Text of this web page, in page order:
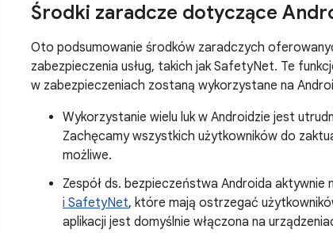
Środki zaradcze dotyczące
Oto podsumowanie środków zaradczych
zabezpieczenia usług, takich jak SafetyNet. Te
w zabezpieczeniach zostaną wykorzystane na
Wykorzystanie wielu luk w Androidzie jest
Zachęcamy wszystkich użytkowników do
możliwe.
Zespół ds. bezpieczeństwa Androida
i SafetyNet, które mają ostrzegać
aplikacji jest domyślnie włączona na